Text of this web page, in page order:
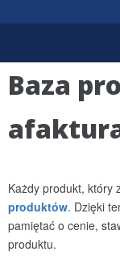
Baza
Każdy produkt, który
produktów. Dzięki
pamiętać o cenie,
produktu.